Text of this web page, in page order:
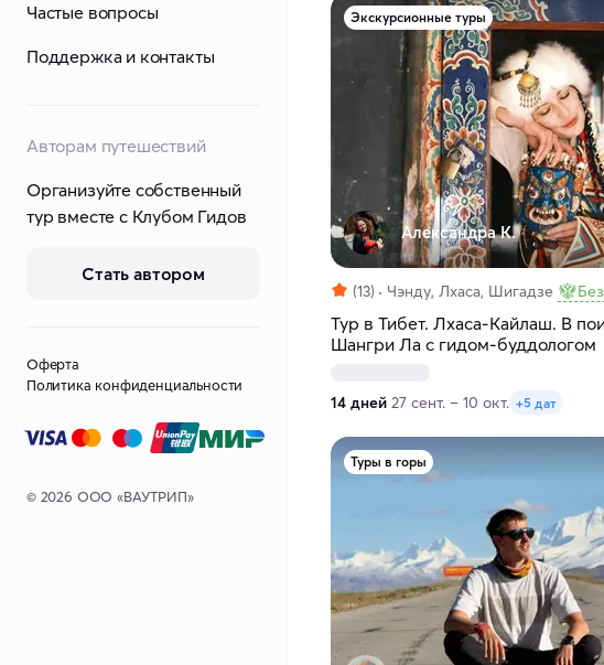
Частые вопросы
Поддержка и контакты
Авторам путешествий
Организуйте собственный
тур вместе с Клубом Гидов
Стать автором
Оферта
Политика конфиденциальности
© 2026 ООО «ВАУТРИП»
Экскурсионные туры
Александра К.
(13) Чэнду, Лхаса, Шигадзе
Тур в Тибет. Лхаса-Кайлаш. В
Шангри Ла с гидом-буддологом
14 дней 27 сент. – 10 окт. +5 дат
Туры в горы